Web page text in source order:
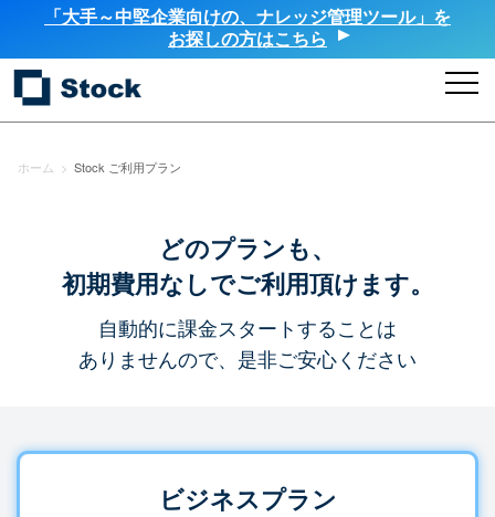
「大手～中堅企業向けの、ナレッジ管理ツール」を
お探しの方はこちら
ホーム > Stock ご利用プラン
どのプランも、
初期費用なしでご利用頂けます。
自動的に課金スタートすることは
ありませんので、是非ご安心ください
ビジネスプラン